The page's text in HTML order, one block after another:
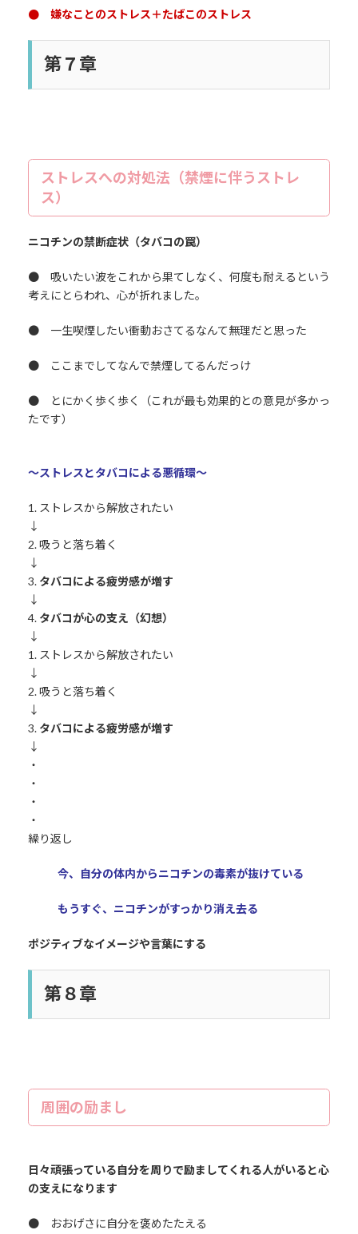
● 嫌なことのストレス＋たばこのストレス
第７章
ストレスへの対処法（禁煙に伴うストレ
ス）
ニコチンの禁断症状（タバコの罠）
● 吸いたい波をこれから果てしなく、何度も耐えるという
考えにとらわれ、心が折れました。
● 一生喫煙したい衝動おさてるなんて無理だと思った
● ここまでしてなんで禁煙してるんだっけ
● とにかく歩く歩く（これが最も効果的との意見が多かっ
たです）
～ストレスとタバコによる悪循環～
1. ストレスから解放されたい
↓
2. 吸うと落ち着く
↓
3. タバコによる疲労感が増す
↓
4. タバコが心の支え（幻想）
↓
1. ストレスから解放されたい
↓
2. 吸うと落ち着く
↓
3. タバコによる疲労感が増す
↓
・
・
・
・
繰り返し
今、自分の体内からニコチンの毒素が抜けている
もうすぐ、ニコチンがすっかり消え去る
ポジティブなイメージや言葉にする
第８章
周囲の励まし
日々頑張っている自分を周りで励ましてくれる人がいると心
の支えになります
● おおげさに自分を褒めたたえる